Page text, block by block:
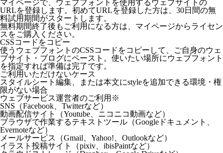
マイページで、ウェブフォントを使用するウェブサイトの
URLを登録します。初めてURLを登録した方は、30日間の無
料試用期間がスタートします。
無料期間終了後もご利用になる方は、マイページからライセン
スをご購入ください。
CSSコードをコピー
使うウェブフォントのCSSコードをコピーして、ご自身のウェ
ブサイト・ブログにペースト。使いたい場所にウェブフォント
を指定すれば準備は完了です。
ご利用いただけないケース
スタイルシート編集、または本文にstyleを追加できる環境・権
限がない場合
ウェブサービス運営者のご利用※
SNS（Facebook、Twitterなど）
動画配信サイト（Youtube、ニコニコ動画など）
ブラウザで作業するテキストツール（Googleドキュメント、
Evernoteなど）
メールサービス（Gmail、Yahoo!、Outlookなど）
イラスト投稿サイト（pixiv、ibisPaintなど）